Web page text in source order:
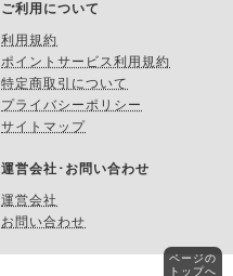
ご利用について
利用規約
ポイントサービス利用規約
特定商取引について
プライバシーポリシー
サイトマップ
運営会社･お問い合わせ
運営会社
お問い合わせ
ページの
トップへ